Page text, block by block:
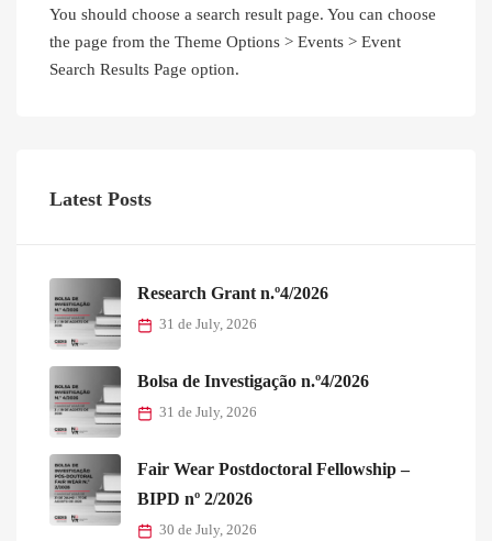
You should choose a search result page. You can choose
the page from the Theme Options > Events > Event
Search Results Page option.
Latest Posts
Research Grant n.º4/2026
31 de July, 2026
Bolsa de Investigação n.º4/2026
31 de July, 2026
Fair Wear Postdoctoral Fellowship –
BIPD nº 2/2026
30 de July, 2026